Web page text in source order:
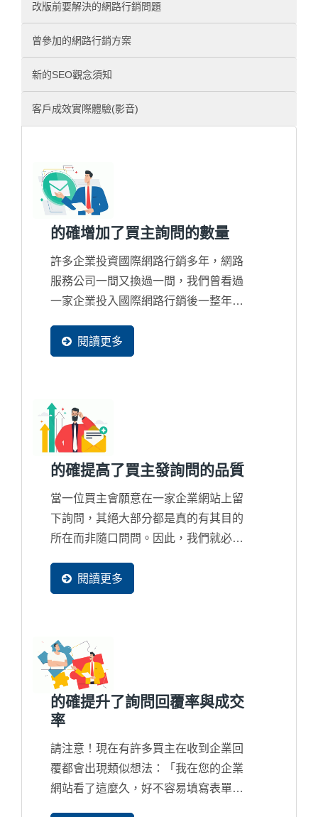
改版前要解決的網路行銷問題
曾參加的網路行銷方案
新的SEO觀念須知
客戶成效實際體驗(影音)
的確增加了買主詢問的數量
許多企業投資國際網路行銷多年，網路
服務公司一間又換過一間，我們曾看過
一家企業投入國際網路行銷後一整年才
信心，但買主在網路找尋資料的比率只
有更高沒有更少，所以這並不是該討論
略只會把商機整個拱手讓給國際競爭對
手的問題。
閱讀更多
的確提高了買主發詢問的品質
當一位買主會願意在一家企業網站上留
下詢問，其絕大部分都是真的有其目的
所在而非隨口問問。因此，我們就必須
生的，透過一個買主足跡追蹤系統來分
析出這一位買主背後的潛在採購目的究
制化解決方案？或者根本是來比價？
閱讀更多
的確提升了詢問回覆率與成交
率
請注意！現在有許多買主在收到企業回
覆都會出現類似想法：「我在您的企業
網站看了這麼久，好不容易填寫表單發